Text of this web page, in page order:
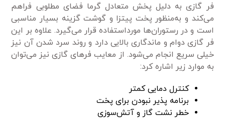
فر گازی به دلیل پخش متعادل گرما فضای مطلوبی فراهم
می‌کند و به‌منظور پخت پیتزا و گوشت گزینه بسیار مناسبی
است و در رستوران‌ها مورداستفاده قرار می‌گیرد. علاوه بر این
فر گازی دوام و ماندگاری بالایی دارد و روند سرد شدن آن نیز
خیلی سریع انجام می‌شود. از معایب فر‌های گازی نیز می‌توان
به موارد زیر اشاره کرد:
کنترل دمایی کمتر
برنامه پذیر نبودن برای پخت
خطر نشت گاز و آتش‌سوزی